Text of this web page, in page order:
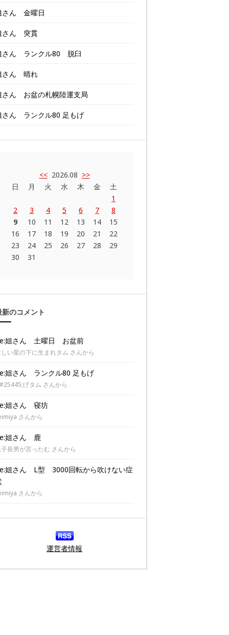
さん 金曜日
さん 突貫
さん ランクル80 脱臼
さん 晴れ
さん お盆の札幌陸運支局
さん ランクル80 足もげ
<<2026.08 >>
日
2
9
16
23
30
月
3
10
17
24
31
火
4
11
18
25
水
5
12
19
26
木
6
13
20
27
金
7
14
21
28
土
1
8
15
22
29
新のコメント
姐さん 土曜日 お盆前
い星の下に生まれタム さんから
姐さん ランクル80 足もげ
げタム さんから
姐さん 寝坊
さんから
姐さん 鹿
長男が言ったむ さんから
姐さん L型 3000回転から吹けない症
さんから
運営者情報